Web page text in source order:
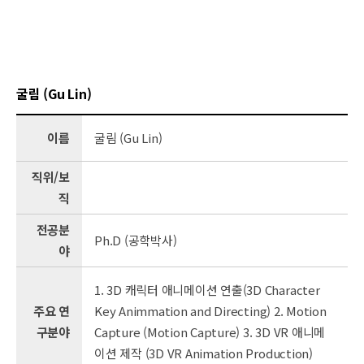
굴림 (Gu Lin)
이름 굴림 (Gu Lin)
직위/보
직
전공분
야
Ph.D (공학박사)
주요 연
구분야
1. 3D 캐릭터 애니메이션 연출(3D Character
Key Animmation and Directing) 2. Motion
Capture (Motion Capture) 3. 3D VR 애니메
이션 제작 (3D VR Animation Production)